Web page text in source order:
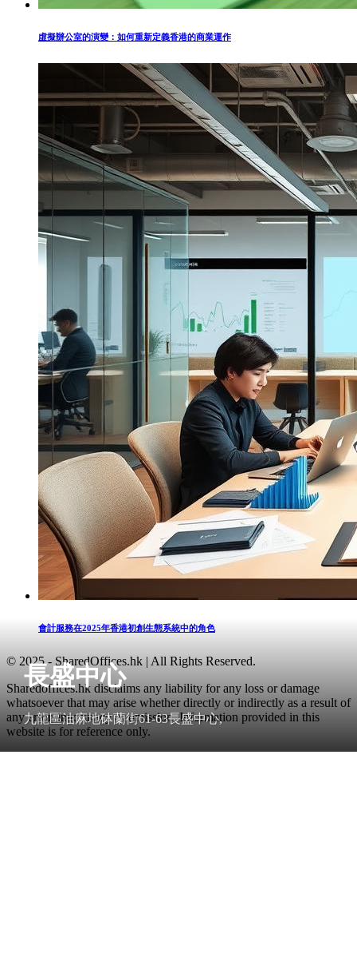
長盛中心
九龍區油麻地砵蘭街61-63長盛中心,
虛擬辦公室的演變：如何重新定義香港的商業運作
會計服務在2025年香港初創生態系統中的角色
© 2025 - SharedOffices.hk | All Rights Reserved.
Sharedoffices.hk disclaims any liability for any loss or damage
whatsoever that may arise whether directly or indirectly as a result of
any error, inaccuracy or omission. Information provided in this
website is for reference only.